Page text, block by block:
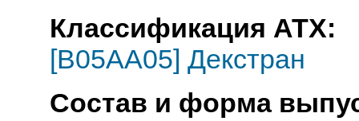
Классификация АТХ:
[B05AA05] Декстран
Состав и форма